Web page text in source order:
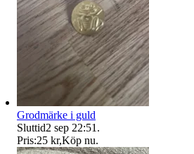
Grodmärke i guld
Sluttid2 sep 22:51 .
Pris:25 kr,Köp nu.